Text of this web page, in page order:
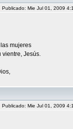
Publicado: Mie Jul 01, 2009
mujeres
vientre, Jesús.
Publicado: Mie Jul 01, 2009